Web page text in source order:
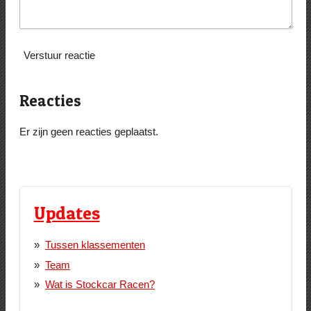
Verstuur reactie
Reacties
Er zijn geen reacties geplaatst.
Updates
Tussen klassementen
Team
Wat is Stockcar Racen?